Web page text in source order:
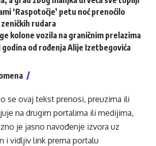
‘Raspotočje’ petu noć prenoćilo
rudara
kolone vozila na graničnim prelazima
godina od rođenja Alije Izetbegovića
se ovaj tekst prenosi, preuzima ili
na drugim portalima ili medijima,
je jasno navođenje izvora uz
i vidljiv link prema portalu